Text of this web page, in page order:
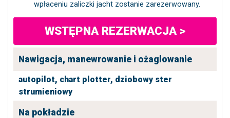
wpłaceniu zaliczki jacht zostanie zarezerwowany.
WSTĘPNA REZERWACJA >
Nawigacja, manewrowanie i ożaglowanie
autopilot, chart plotter, dziobowy ster
strumieniowy
Na pokładzie